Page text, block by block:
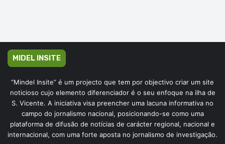
MIDEL INSITE
“Mindel Insite” é um projecto que tem por objectivo criar um site
noticioso cujo elemento diferenciador é o seu enfoque na ilha de
S. Vicente. A iniciativa visa preencher uma lacuna informativa no
campo do jornalismo nacional, posicionando-se como uma
plataforma de difusão de notícias de carácter regional, nacional e
internacional, com uma forte aposta no jornalismo de investigação.